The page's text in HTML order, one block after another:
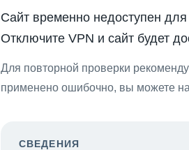
Сайт временно недоступен
Отключите VPN и сайт будет
Для повторной проверки
применено ошибочно, вы можете
СВЕДЕНИЯ